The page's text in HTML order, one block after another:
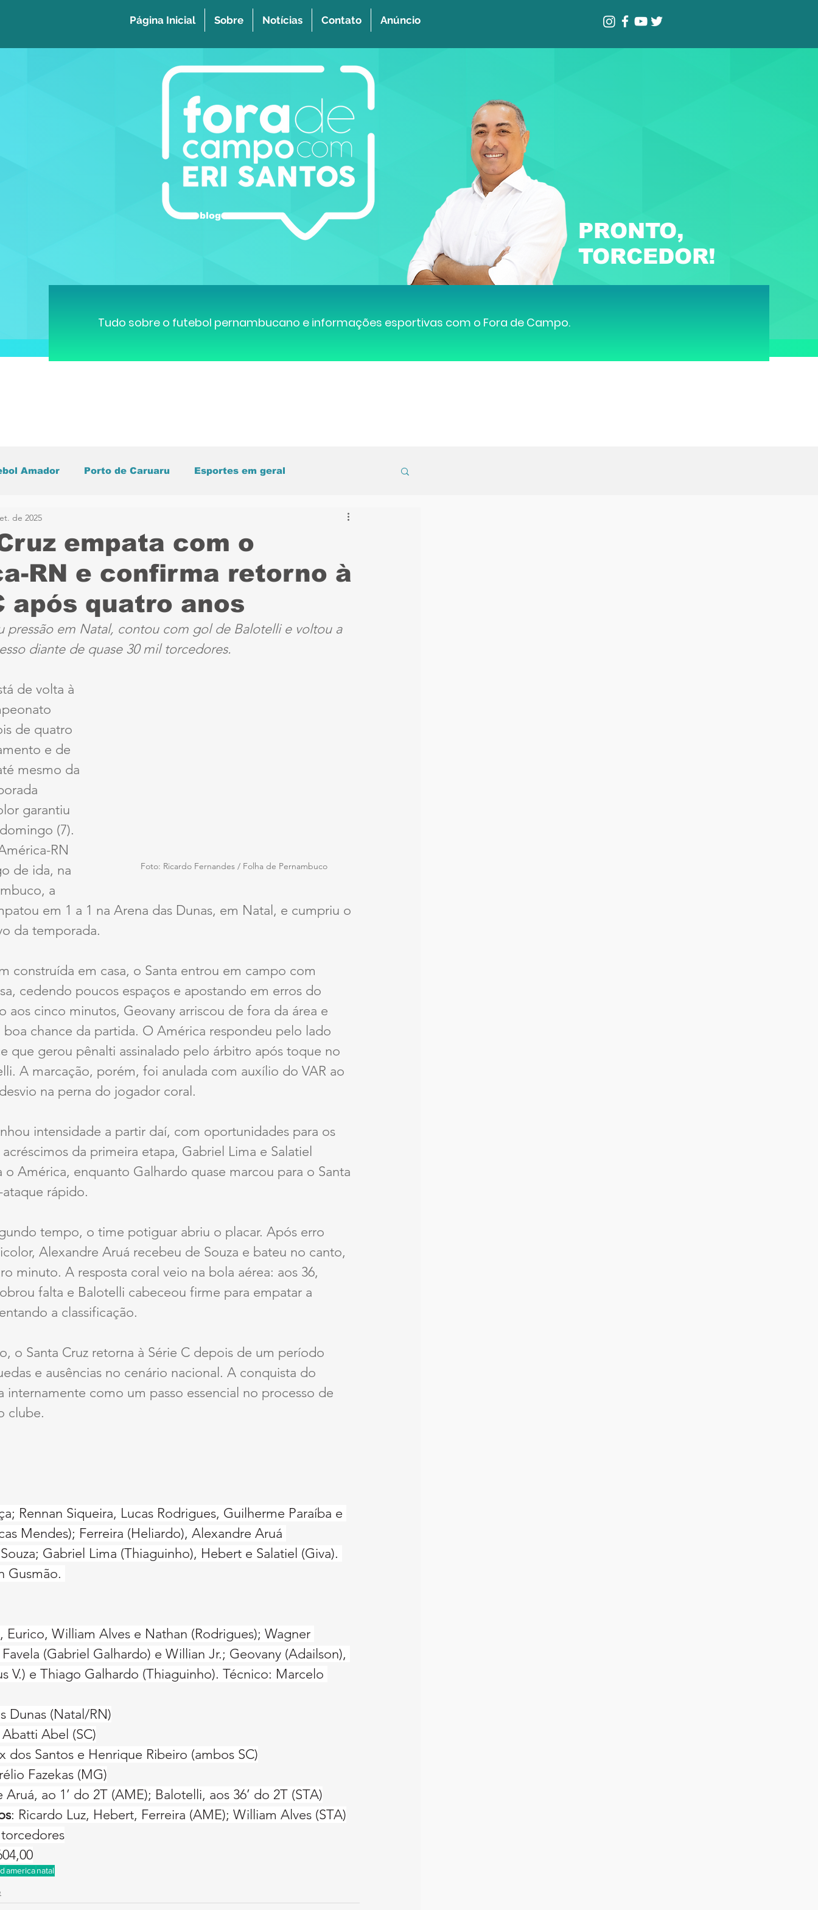
Página Inicial Sobre Notícias Contato Anúncio
PRONTO,
TORCEDOR!
blog
Tudo sobre o futebol pernambucano e informações esportivas com o Fora de Campo.
Amador Porto de Caruaru Esportes em geral
do Mundo Central de Caruaru
Sport Série B ciclismo parapan Destaque Náutico
Cruz Série A3
empata com o
RN e confirma retorno à
após quatro anos
de 2025
pressão em Natal, contou com gol de Balotelli e voltou a
diante de quase 30 mil torcedores.
Foto: Ricardo Fernandes / Folha de Pernambuco
de volta à
de quatro
e de
mesmo da
garantiu
(7).
RN
de ida, na
a
em 1 a 1 na Arena das Dunas, em Natal, e cumpriu o
da temporada.
construída em casa, o Santa entrou em campo com
cedendo poucos espaços e apostando em erros do
aos cinco minutos, Geovany arriscou de fora da área e
chance da partida. O América respondeu pelo lado
que gerou pênalti assinalado pelo árbitro após toque no
A marcação, porém, foi anulada com auxílio do VAR ao
na perna do jogador coral.
intensidade a partir daí, com oportunidades para os
da primeira etapa, Gabriel Lima e Salatiel
o América, enquanto Galhardo quase marcou para o Santa
rápido.
tempo, o time potiguar abriu o placar. Após erro
Alexandre Aruá recebeu de Souza e bateu no canto,
minuto. A resposta coral veio na bola aérea: aos 36,
falta e Balotelli cabeceou firme para empatar a
a classificação.
o Santa Cruz retorna à Série C depois de um período
e ausências no cenário nacional. A conquista do
internamente como um passo essencial no processo de
clube.
Rennan Siqueira, Lucas Rodrigues, Guilherme Paraíba e
Mendes); Ferreira (Heliardo), Alexandre Aruá
Gabriel Lima (Thiaguinho), Hebert e Salatiel (Giva).
Gusmão.
Eurico, William Alves e Nathan (Rodrigues); Wagner
(Gabriel Galhardo) e Willian Jr.; Geovany (Adailson),
V.) e Thiago Galhardo (Thiaguinho). Técnico: Marcelo
Dunas (Natal/RN)
Abel (SC)
dos Santos e Henrique Ribeiro (ambos SC)
Fazekas (MG)
ao 1’ do 2T (AME); Balotelli, aos 36’ do 2T (STA)
: Ricardo Luz, Hebert, Ferreira (AME); William Alves (STA)
americanatal